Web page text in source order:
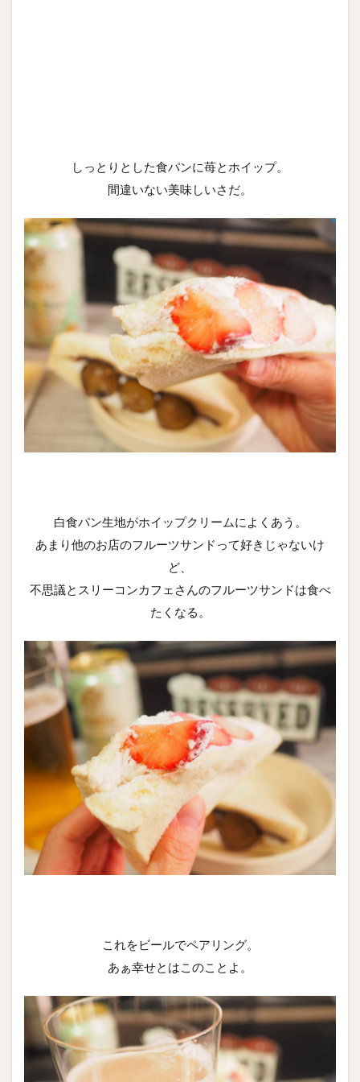
しっとりとした食パンに苺とホイップ。
間違いない美味しいさだ。
白食パン生地がホイップクリームによくあう。
あまり他のお店のフルーツサンドって好きじゃないけ
ど、
不思議とスリーコンカフェさんのフルーツサンドは食べ
たくなる。
これをビールでペアリング。
あぁ幸せとはこのことよ。